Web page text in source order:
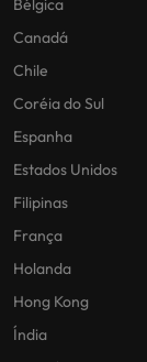
Bélgica
Canadá
Chile
Coréia do Sul
Espanha
Estados Unidos
Filipinas
França
Holanda
Hong Kong
Índia